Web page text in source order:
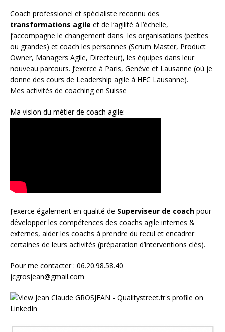
Coach professionel et spécialiste reconnu des
transformations agile et de l‘agilité à l’échelle,
j’accompagne le changement dans les organisations (petites
ou grandes) et coach les personnes (Scrum Master, Product
Owner, Managers Agile, Directeur), les équipes dans leur
nouveau parcours. J’exerce à Paris, Genève et Lausanne (où je
donne des cours de Leadership agile à HEC Lausanne).
Mes activités de coaching en Suisse
Ma vision du métier de coach agile:
J’exerce également en qualité de Superviseur de coach pour
développer les compétences des coachs agile internes &
externes, aider les coachs à prendre du recul et encadrer
certaines de leurs activités (préparation d’interventions clés).
Pour me contacter : 06.20.98.58.40
jcgrosjean@gmail.com